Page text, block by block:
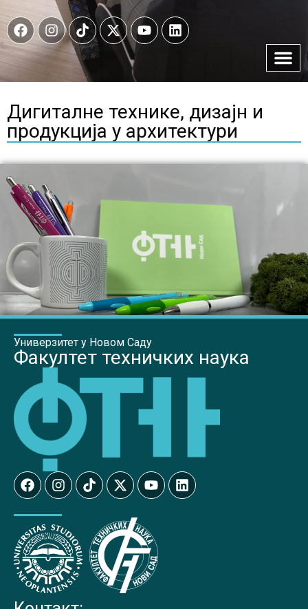
Дигиталне технике, дизајн и
продукција у архитектури
Универзитет у Новом Саду
Факултет техничких наука